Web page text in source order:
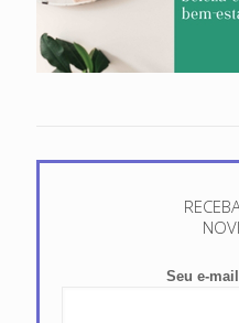
Seu e-